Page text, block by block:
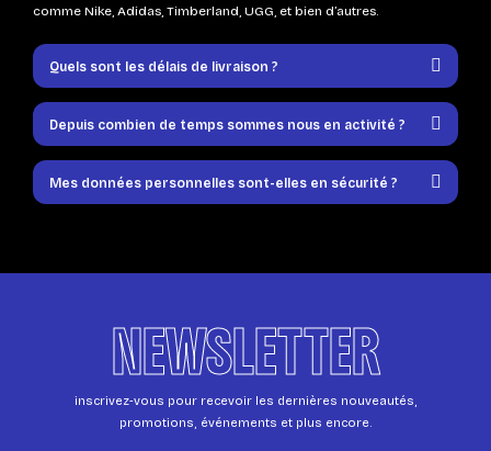
comme Nike, Adidas, Timberland, UGG, et bien d’autres.
Quels sont les délais de livraison ?
Depuis combien de temps sommes nous en activité ?
Mes données personnelles sont-elles en sécurité ?
NEWSLETTER
inscrivez-vous pour recevoir les dernières nouveautés,
promotions, événements et plus encore.